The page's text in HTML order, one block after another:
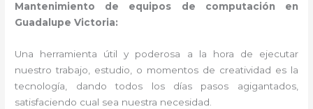
Mantenimiento de equipos de computación en
Guadalupe Victoria:
Una herramienta útil y poderosa a la hora de ejecutar
nuestro trabajo, estudio, o momentos de creatividad es la
tecnología, dando todos los días pasos agigantados,
satisfaciendo cual sea nuestra necesidad.